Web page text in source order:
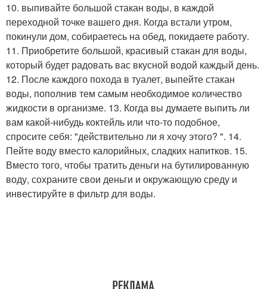
10. выпивайте большой стакан воды, в каждой
переходной точке вашего дня. Когда встали утром,
покинули дом, собираетесь на обед, покидаете работу.
11. Приобретите большой, красивый стакан для воды,
который будет радовать вас вкусной водой каждый день.
12. После каждого похода в туалет, выпейте стакан
воды, пополнив тем самым необходимое количество
жидкости в организме. 13. Когда вы думаете выпить ли
вам какой-нибудь коктейль или что-то подобное,
спросите себя: "действительно ли я хочу этого? ". 14.
Пейте воду вместо калорийных, сладких напитков. 15.
Вместо того, чтобы тратить деньги на бутилированную
воду, сохраните свои деньги и окружающую среду и
инвестируйте в фильтр для воды.